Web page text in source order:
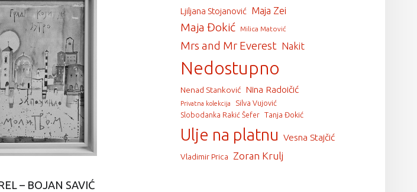
– BOJAN SAVIĆ
Ljiljana Stojanović Maja Zei
Maja Đokić Milica Matović
Mrs and Mr Everest Nakit
Nedostupno
Nenad Stanković Nina Radoičić
Privatna kolekcija Silva Vujović
Slobodanka Rakić Šefer Tanja Đokić
Ulje na platnu Vesna Stajčić
Vladimir Prica Zoran Krulj